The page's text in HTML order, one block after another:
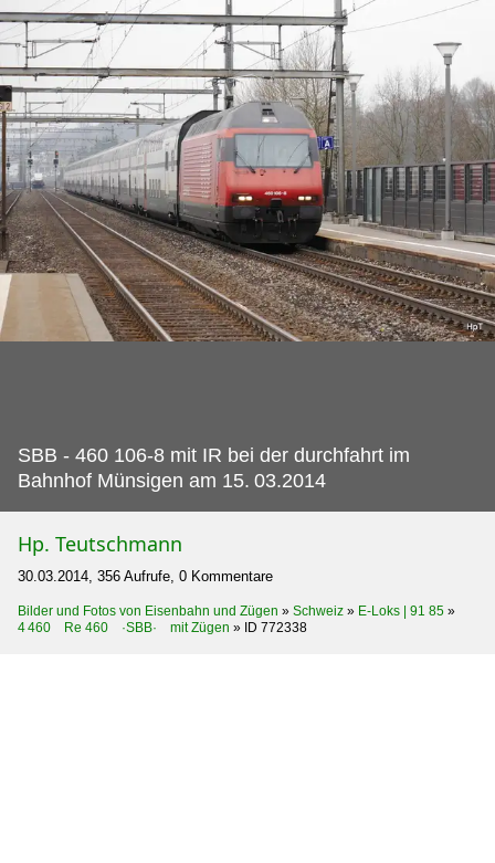
SBB - 460 106-8 mit IR bei der durchfahrt im
Bahnhof Münsigen am 15. 03.2014
Hp. Teutschmann
30.03.2014, 356 Aufrufe, 0 Kommentare
Bilder und Fotos von Eisenbahn und Zügen » Schweiz » E-Loks | 91 85 »
4 460 Re 460 ·SBB· mit Zügen » ID 772338